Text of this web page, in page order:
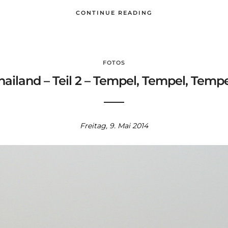
CONTINUE READING
FOTOS
– Teil 2 – Tempel, Tempel,
Freitag, 9. Mai 2014